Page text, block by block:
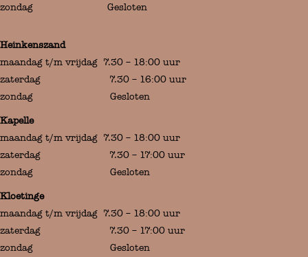
zondag Gesloten
Heinkenszand
maandag t/m vrijdag 7.30 – 18:00 uur
zaterdag 7.30 – 16:00 uur
zondag Gesloten
Kapelle
maandag t/m vrijdag 7.30 – 18:00 uur
zaterdag 7.30 – 17:00 uur
zondag Gesloten
Kloetinge
maandag t/m vrijdag 7.30 – 18:00 uur
zaterdag 7.30 – 17:00 uur
zondag Gesloten